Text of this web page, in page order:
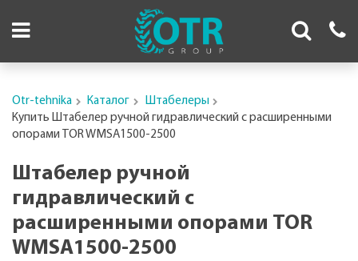
Otr-tehnika Каталог
Штабелеры
Купить Штабелер ручной гидравлический с расширенными
опорами TOR WMSA1500-2500
Штабелер ручной
гидравлический с
расширенными опорами TOR
WMSA1500-2500